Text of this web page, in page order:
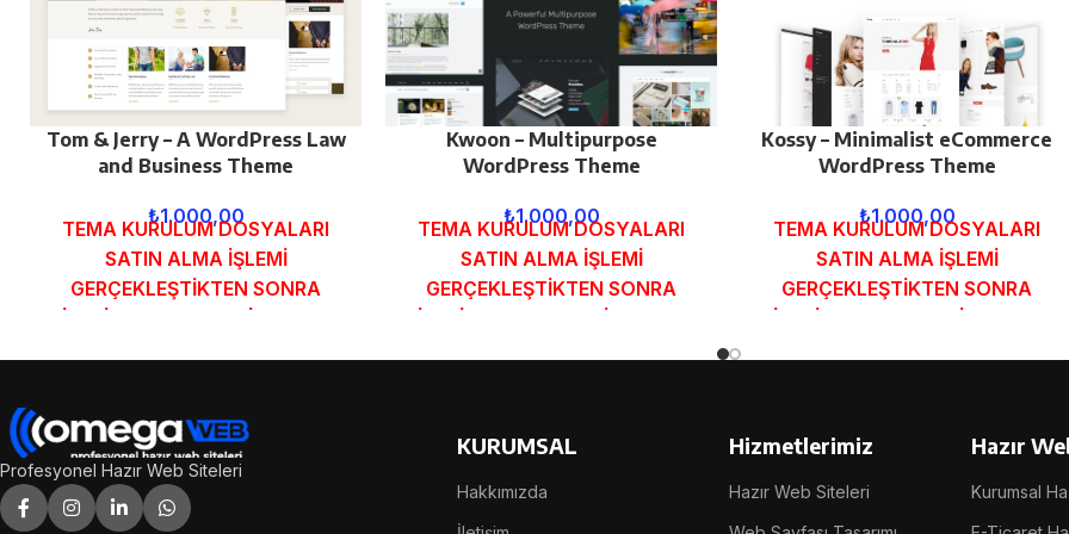
Tom & Jerry – A WordPress Law
and Business Theme
₺1.000,00
TEMA KURULUM DOSYALARI
SATIN ALMA İŞLEMİ
GERÇEKLEŞTİKTEN SONRA
Kwoon – Multipurpose
WordPress Theme
₺1.000,00
TEMA KURULUM DOSYALARI
SATIN ALMA İŞLEMİ
GERÇEKLEŞTİKTEN SONRA
Kossy – Minimalist eCommerce
WordPress Theme
₺1.000,00
TEMA KURULUM DOSYALARI
SATIN ALMA İŞLEMİ
GERÇEKLEŞTİKTEN SONRA
Profesyonel Hazır Web Siteleri
KURUMSAL
Hakkımızda
Hizmetlerimiz
Hazır Web Siteleri
Hazır
Kurumsal